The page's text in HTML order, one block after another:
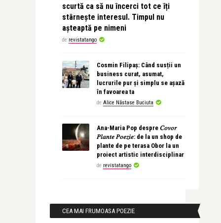
scurtă ca să nu încerci tot ce îți
stârnește interesul. Timpul nu
așteaptă pe nimeni
de revistatango
Cosmin Filipaș: Când susții un
business curat, asumat,
lucrurile pur și simplu se așază
în favoarea ta
de Alice Năstase Buciuta
Ana-Maria Pop despre 𝐶𝑜𝑣𝑜𝑟
𝑃𝑙𝑎𝑛𝑡𝑒 𝑃𝑜𝑒𝑧𝑖𝑒: de la un shop de
plante de pe terasa Obor la un
proiect artistic interdisciplinar
de revistatango
CEA MAI FRUMOASA POEZIE